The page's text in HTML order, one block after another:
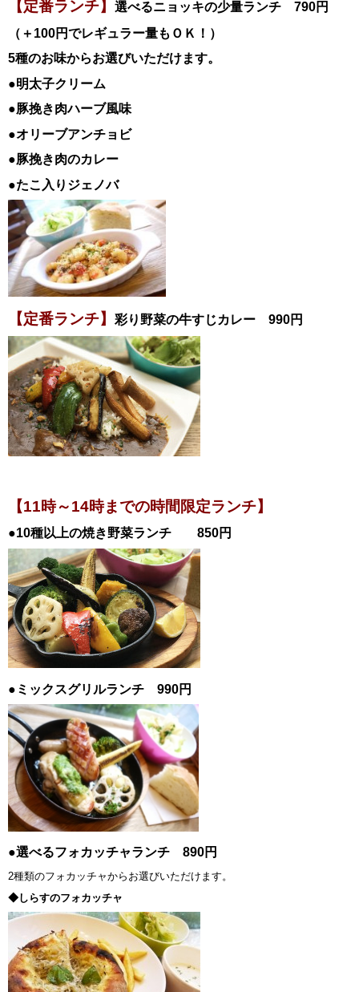
【定番ランチ】
選べるニョッキの少量ランチ 790円
（＋100円でレギュラー量もＯＫ！）
5種のお味からお選びいただけます。
●明太子クリーム
●豚挽き肉ハーブ風味
●オリーブアンチョビ
●豚挽き肉のカレー
●たこ入りジェノバ
【定番ランチ】 彩り野菜の牛すじカレー 990円
【11時～14時までの時間限定ランチ】
●10種以上の焼き野菜ランチ 850円
●ミックスグリルランチ 990円
●選べるフォカッチャランチ 890円
2種類のフォカッチャからお選びいただけます。
◆しらすのフォカッチャ